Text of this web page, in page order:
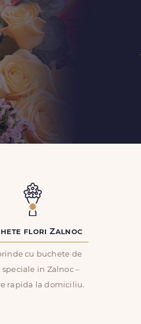
flori Zalnoc
cu buchete de
speciale in Zalnoc –
rapida la domiciliu.